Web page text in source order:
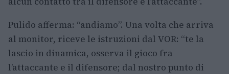
Pulido afferma: “andiamo”. Una volta che arriva
al monitor, riceve le istruzioni dal VOR: “te la
lascio in dinamica, osserva il gioco fra
l’attaccante e il difensore; dal nostro punto di